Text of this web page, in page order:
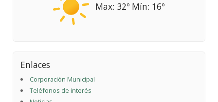
Max: 32º Mín: 16º
Enlaces
Corporación Municipal
Teléfonos de interés